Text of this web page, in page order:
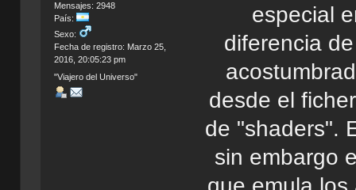
Mensajes: 2948
País:
Sexo:
Fecha de registro: Marzo 25,
2016, 20:05:23 pm
"Viajero del Universo"
especial
diferencia
desde el
de "shaders".
sin embargo